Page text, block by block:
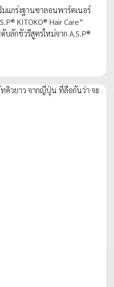
มแกร่งฐานซาลอนพาร์ตเนอร์
KITOKO® Hair Care”
ลักชัวรีสูตรใหม่จาก A.S.P®